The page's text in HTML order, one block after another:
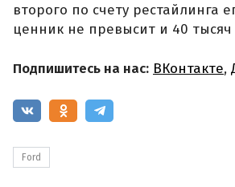
второго по счету рестайлинга
ценник не превысит и 40 тысяч
Подпишитесь на нас: ВКонтакте,
Ford